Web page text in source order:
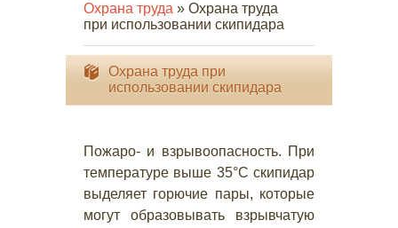
Охрана труда » Охрана труда
при использовании скипидара
Охрана труда при
использовании скипидара
Пожаро- и взрывоопасность. При
температуре выше 35°С скипидар
выделяет горючие пары, которые
могут образовывать взрывчатую